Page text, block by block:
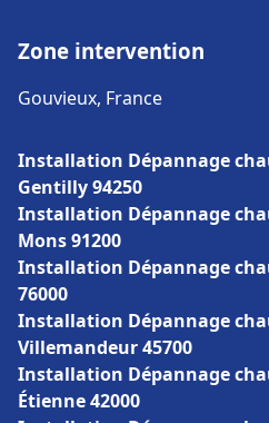
Zone intervention
Gouvieux, France
Installation Dépannage
Gentilly 94250
Installation Dépannage
Mons 91200
Installation Dépannage
76000
Installation Dépannage
Villemandeur 45700
Installation Dépannage
Étienne 42000